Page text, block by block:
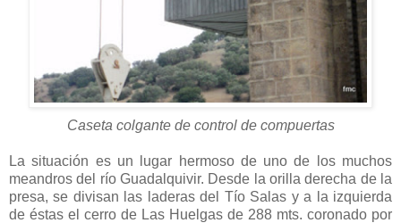
Caseta colgante de control de compuertas
La situación es un lugar hermoso de uno de los muchos
meandros del río Guadalquivir. Desde la orilla derecha de la
presa, se divisan las laderas del Tío Salas y a la izquierda
de éstas el cerro de Las Huelgas de 288 mts. coronado por